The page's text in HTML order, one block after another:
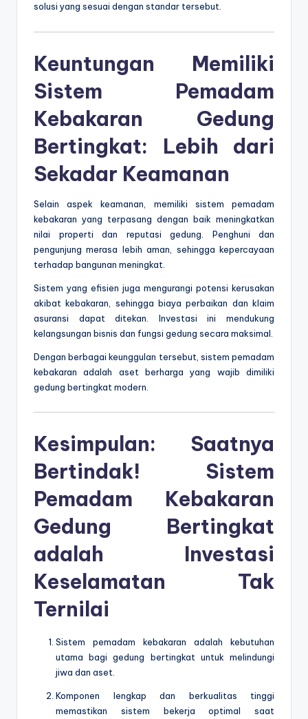
solusi yang sesuai dengan standar tersebut.
Keuntungan Memiliki
Sistem Pemadam
Kebakaran Gedung
Bertingkat: Lebih dari
Sekadar Keamanan
Selain aspek keamanan, memiliki sistem pemadam
kebakaran yang terpasang dengan baik meningkatkan
nilai properti dan reputasi gedung. Penghuni dan
pengunjung merasa lebih aman, sehingga kepercayaan
terhadap bangunan meningkat.
Sistem yang efisien juga mengurangi potensi kerusakan
akibat kebakaran, sehingga biaya perbaikan dan klaim
asuransi dapat ditekan. Investasi ini mendukung
kelangsungan bisnis dan fungsi gedung secara maksimal.
Dengan berbagai keunggulan tersebut, sistem pemadam
kebakaran adalah aset berharga yang wajib dimiliki
gedung bertingkat modern.
Kesimpulan: Saatnya
Bertindak! Sistem
Pemadam Kebakaran
Gedung Bertingkat
adalah Investasi
Keselamatan Tak
Ternilai
Sistem pemadam kebakaran adalah kebutuhan
utama bagi gedung bertingkat untuk melindungi
jiwa dan aset.
Komponen lengkap dan berkualitas tinggi
memastikan sistem bekerja optimal saat